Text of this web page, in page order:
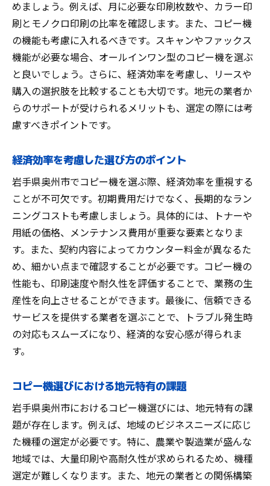
めましょう。例えば、月に必要な印刷枚数や、カラー印
刷とモノクロ印刷の比率を確認します。また、コピー機
の機能も考慮に入れるべきです。スキャンやファックス
機能が必要な場合、オールインワン型のコピー機を選ぶ
と良いでしょう。さらに、経済効率を考慮し、リースや
購入の選択肢を比較することも大切です。地元の業者か
らのサポートが受けられるメリットも、選定の際には考
慮すべきポイントです。
経済効率を考慮した選び方のポイント
岩手県奥州市でコピー機を選ぶ際、経済効率を重視する
ことが不可欠です。初期費用だけでなく、長期的なラン
ニングコストも考慮しましょう。具体的には、トナーや
用紙の価格、メンテナンス費用が重要な要素となりま
す。また、契約内容によってカウンター料金が異なるた
め、細かい点まで確認することが必要です。コピー機の
性能も、印刷速度や耐久性を評価することで、業務の生
産性を向上させることができます。最後に、信頼できる
サービスを提供する業者を選ぶことで、トラブル発生時
の対応もスムーズになり、経済的な安心感が得られま
す。
コピー機選びにおける地元特有の課題
岩手県奥州市におけるコピー機選びには、地元特有の課
題が存在します。例えば、地域のビジネスニーズに応じ
た機種の選定が必要です。特に、農業や製造業が盛んな
地域では、大量印刷や高耐久性が求められるため、機種
選定が難しくなります。また、地元の業者との関係構築